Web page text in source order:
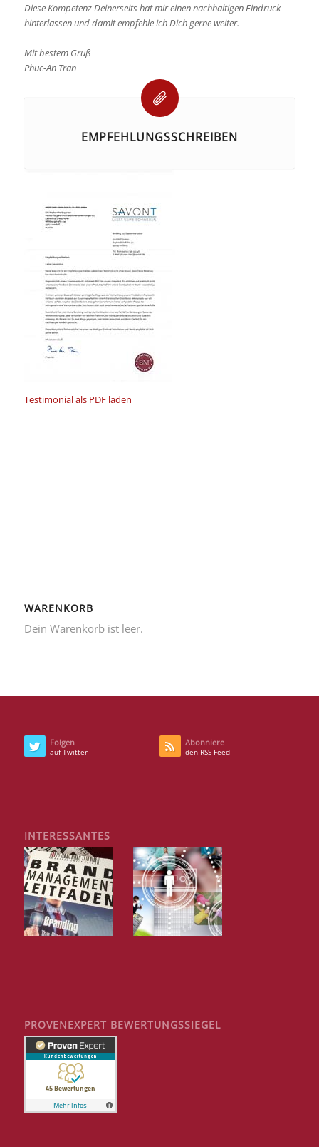
Diese Kompetenz Deinerseits hat mir einen nachhaltigen Eindruck
hinterlassen und damit empfehle ich Dich gerne weiter.
Mit bestem Gruß
Phuc-An Tran
EMPFEHLUNGSSCHREIBEN
Testimonial als PDF laden
WARENKORB
Dein Warenkorb ist leer.
Folgen
auf Twitter
Abonniere
den RSS Feed
INTERESSANTES
PROVENEXPERT BEWERTUNGSSIEGEL